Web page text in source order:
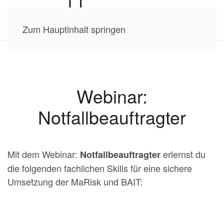
Zum Hauptinhalt springen
Webinar:
Notfallbeauftragter
Mit dem Webinar: Notfallbeauftragtererlernst du
die folgenden fachlichen Skills für eine sichere
Umsetzung der MaRisk und BAIT: